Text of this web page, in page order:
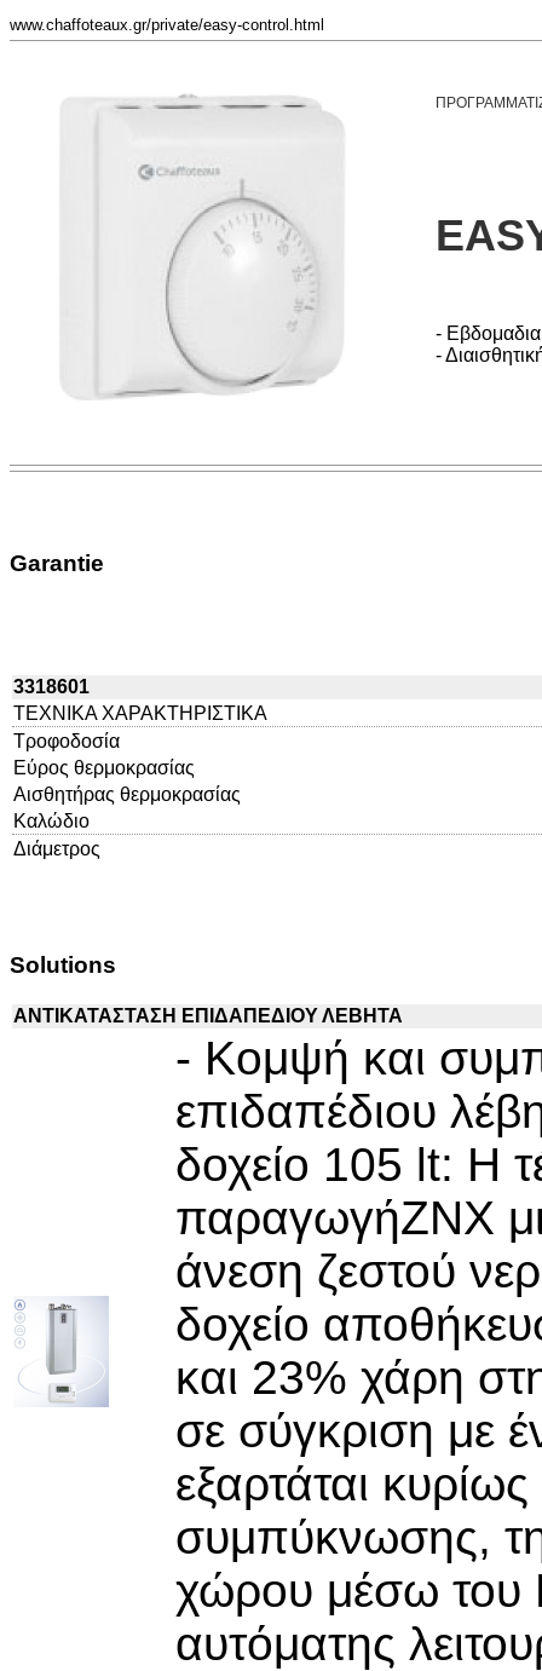
www.chaffoteaux.gr/private/easy-control.html
-
-
Garantie
3318601
ΤΕΧΝΙΚΑ ΧΑΡΑΚΤΗΡΙΣΤΙΚΑ
Τροφοδοσία
Εύρος θερμοκρασίας
Αισθητήρας θερμοκρασίας
Καλώδιο
Διάμετρος
Solutions
ΑΝΤΙΚΑΤΑΣΤΑΣΗ ΕΠΙΔΑΠΕΔΙΟΥ ΛΕΒΗΤΑ
- Κομψή και
επιδαπέδιου
δοχείο 105 lt: Η
παραγωγήΖΝΧ
άνεση ζεστού
δοχείο
και 23% χάρη
σε σύγκριση με
εξαρτάται
συμπύκνωσης,
χώρου μέσω του
αυτόματης